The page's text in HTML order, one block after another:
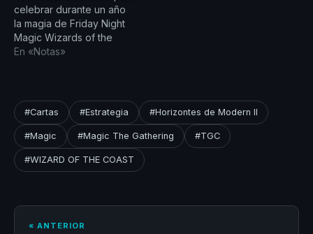
celebrar durante un año
la magia de Friday Night
Magic Wizards of the
Coast, una división de
artista nominado al
Grammy Post Malone y su
marca popular de
juegos Magic: The…
En «Notas»
#Cartas #Estrategia #Horizontes de Modern II
#Magic #Magic The Gathering #TGC
#WIZARD OF THE COAST
« ANTERIOR